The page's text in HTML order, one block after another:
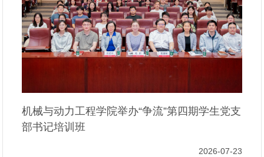
机械与动力工程学院举办“争流”第四期学生党支
部书记培训班
2026-07-23